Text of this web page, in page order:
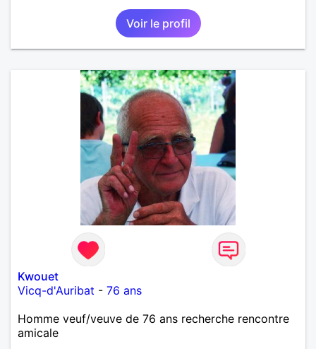
Voir le profil
Kwouet
Vicq-d'Auribat - 76 ans
Homme veuf/veuve de 76 ans recherche rencontre
amicale